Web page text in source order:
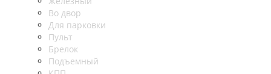
Во двор
Для парковки
Пульт
Брелок
Подъемный